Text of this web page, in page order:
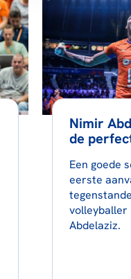
Nimir
de
Een goede
eerste
volleyballer
Abdelaziz.